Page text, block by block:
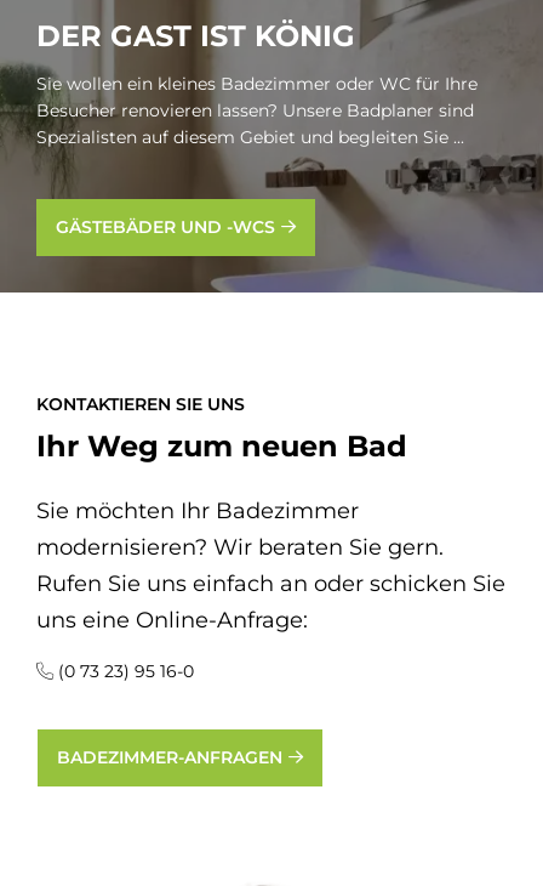
DER GAST IST KÖ­NIG
Sie wollen ein kleines Badezimmer oder WC für Ihre
Besucher renovieren lassen? Unsere Badplaner sind
Spezialisten auf diesem Gebiet und begleiten Sie ...
GÄSTEBÄDER UND -WCS
KONTAKTIEREN SIE UNS
Ihr Weg zum neuen Bad
Sie möchten Ihr Badezimmer
modernisieren? Wir beraten Sie gern.
Rufen Sie uns einfach an oder schicken Sie
uns eine Online-Anfrage:
(0 73 23) 95 16-0
BADEZIMMER-ANFRAGEN